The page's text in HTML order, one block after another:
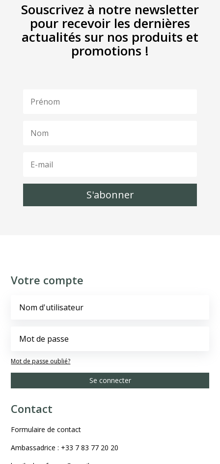
Souscrivez à notre newsletter
pour recevoir les dernières
actualités sur nos produits et
promotions !
S'abonner
Votre compte
Mot de passe oublié?
Se connecter
Contact
Formulaire de contact
Ambassadrice : +33 7 83 77 20 20